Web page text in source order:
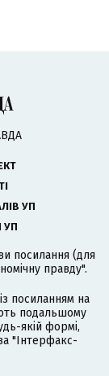
УП
УП
посилання (для
правду".
посиланням на
подальшому
якій формі,
"Інтерфакс-